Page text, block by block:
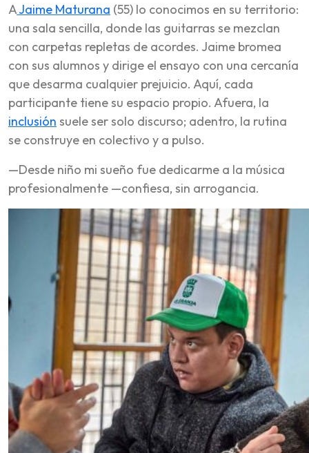
AJaime Maturana (55) lo conocimos en su territorio:
una sala sencilla, donde las guitarras se mezclan
con carpetas repletas de acordes. Jaime bromea
con sus alumnos y dirige el ensayo con una cercanía
que desarma cualquier prejuicio. Aquí, cada
participante tiene su espacio propio. Afuera, la
inclusión suele ser solo discurso; adentro, la rutina
se construye en colectivo y a pulso.
—Desde niño mi sueño fue dedicarme a la música
profesionalmente —confiesa, sin arrogancia.